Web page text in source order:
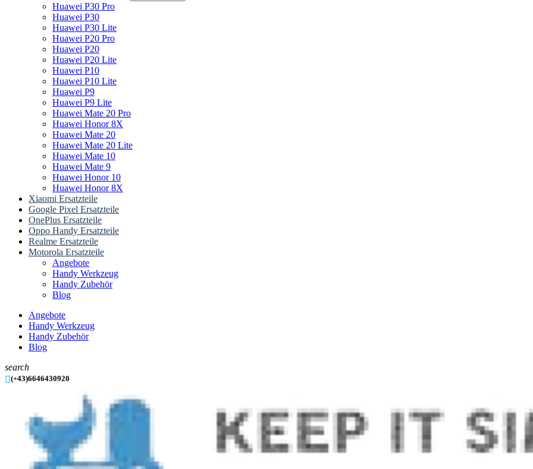
Huawei P30 Pro
Huawei P30
Huawei P30 Lite
Huawei P20 Pro
Huawei P20
Huawei P20 Lite
Huawei P10
Huawei P10 Lite
Huawei P9
Huawei P9 Lite
Huawei Mate 20 Pro
Huawei Honor 8X
Huawei Mate 20
Huawei Mate 20 Lite
Huawei Mate 10
Huawei Mate 9
Huawei Honor 10
Huawei Honor 8X
Xiaomi Ersatzteile
Google Pixel Ersatzteile
OnePlus Ersatzteile
Oppo Handy Ersatzteile
Realme Ersatzteile
Motorola Ersatzteile
Angebote
Handy Werkzeug
Handy Zubehör
Blog
Angebote
Handy Werkzeug
Handy Zubehör
Blog
search
(+43)6646430920